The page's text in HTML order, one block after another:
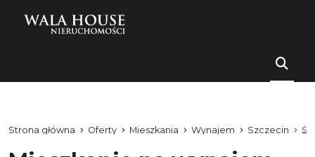
Strona główna Oferty Mieszkania Wynajem Szczecin